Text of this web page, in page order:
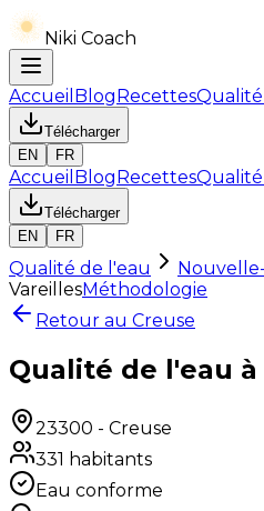
Niki Coach
Accueil BlogRecettes
Télécharger
EN
FR
Accueil BlogRecettes
Télécharger
EN
FR
Qualité de l'eau
VareillesMéthodologie
Retour au Creuse
Qualité de l'eau
23300 - Creuse
331 habitants
Eau conforme